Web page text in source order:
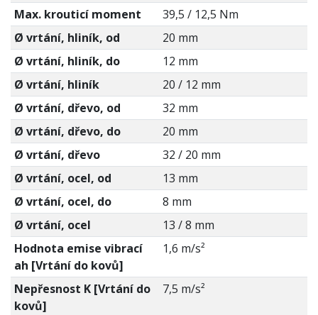
Max. krouticí moment
39,5 / 12,5 Nm
Ø vrtání, hliník, od
20 mm
Ø vrtání, hliník, do
12 mm
Ø vrtání, hliník
20 / 12 mm
Ø vrtání, dřevo, od
32 mm
Ø vrtání, dřevo, do
20 mm
Ø vrtání, dřevo
32 / 20 mm
Ø vrtání, ocel, od
13 mm
Ø vrtání, ocel, do
8 mm
Ø vrtání, ocel
13 / 8 mm
Hodnota emise vibrací
ah [Vrtání do kovů]
1,6 m/s²
Nepřesnost K [Vrtání do
kovů]
7,5 m/s²